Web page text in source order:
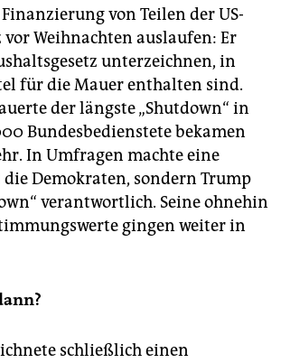
von Teilen der US-
vor Weihnachten auslaufen: Er
unterzeichnen, in
für die Mauer enthalten sind.
der längste „Shutdown“ in
Bundesbedienstete bekamen
In Umfragen machte eine
Demokraten, sondern Trump
verantwortlich. Seine ohnehin
gingen weiter in
schließlich einen